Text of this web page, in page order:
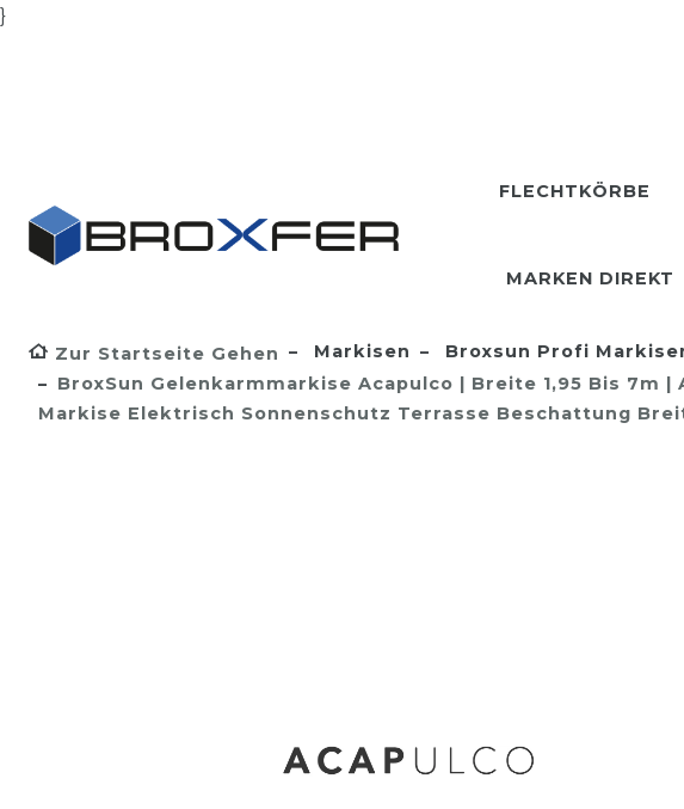
}
FLECHTKÖRBE
MARKEN DIREKT
Zur Startseite Gehen Markisen
Broxsun Profi
BroxSun Gelenkarmmarkise Acapulco | Breite 1,95 Bis 7m
Markise Elektrisch Sonnenschutz Terrasse Beschattung